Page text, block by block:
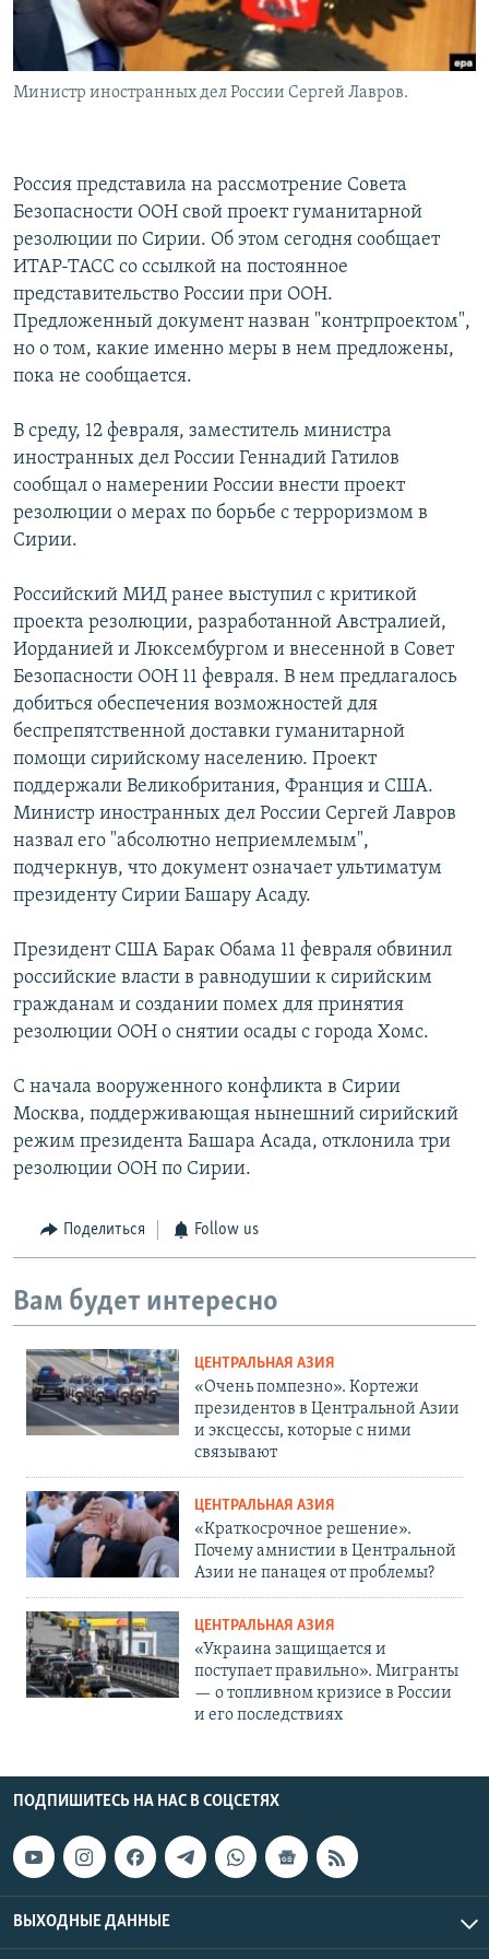
Министр иностранных дел России Сергей Лавров.
Россия представила на рассмотрение Совета
Безопасности ООН свой проект гуманитарной
резолюции по Сирии. Об этом сегодня сообщает
ИТАР-ТАСС со ссылкой на постоянное
представительство России при ООН.
Предложенный документ назван "контрпроектом",
но о том, какие именно меры в нем предложены,
пока не сообщается.
В среду, 12 февраля, заместитель министра
иностранных дел России Геннадий Гатилов
сообщал о намерении России внести проект
резолюции о мерах по борьбе с терроризмом в
Сирии.
Российский МИД ранее выступил с критикой
проекта резолюции, разработанной Австралией,
Иорданией и Люксембургом и внесенной в Совет
Безопасности ООН 11 февраля. В нем предлагалось
добиться обеспечения возможностей для
беспрепятственной доставки гуманитарной
помощи сирийскому населению. Проект
поддержали Великобритания, Франция и США.
Министр иностранных дел России Сергей Лавров
назвал его "абсолютно неприемлемым",
подчеркнув, что документ означает ультиматум
президенту Сирии Башару Асаду.
Президент США Барак Обама 11 февраля обвинил
российские власти в равнодушии к сирийским
гражданам и создании помех для принятия
резолюции ООН о снятии осады с города Хомс.
С начала вооруженного конфликта в Сирии
Москва, поддерживающая нынешний сирийский
режим президента Башара Асада, отклонила три
резолюции ООН по Сирии.
Поделиться Follow us
Вам будет интересно
ЦЕНТРАЛЬНАЯ АЗИЯ
«Очень помпезно». Кортежи
президентов в Центральной Азии
и эксцессы, которые с ними
связывают
ЦЕНТРАЛЬНАЯ АЗИЯ
«Краткосрочное решение».
Почему амнистии в Центральной
Азии не панацея от проблемы?
ЦЕНТРАЛЬНАЯ АЗИЯ
«Украина защищается и
поступает правильно». Мигранты
— о топливном кризисе в России
и его последствиях
ПОДПИШИТЕСЬ НА НАС В СОЦСЕТЯХ
ВЫХОДНЫЕ ДАННЫЕ